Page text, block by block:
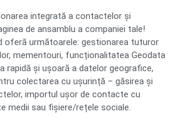
integrată a contactelor și
de ansamblu a companiei tale!
oferă următoarele: gestionarea tuturor
mementouri, funcționalitatea Geodata
rapidă și ușoară a datelor geografice,
colectarea cu ușurință – găsirea și
importul ușor de contacte cu
medii sau fișiere/rețele sociale.